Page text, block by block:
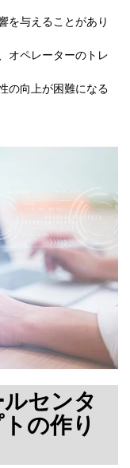
を与えることがあり
オペレーターのトレ
の向上が困難になる
センタ
の作り